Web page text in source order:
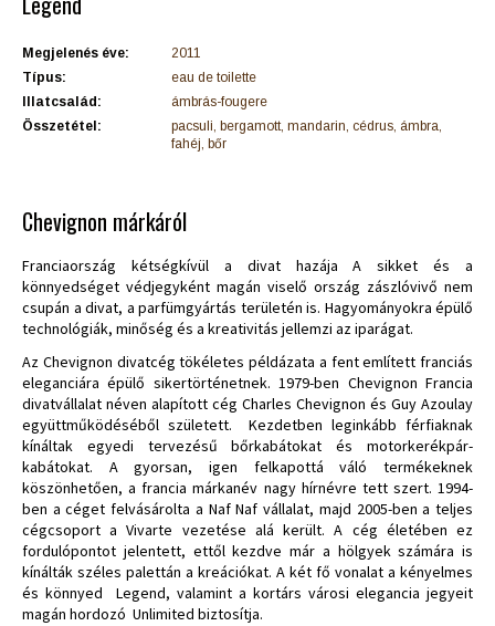
Megjelenés éve:
2011
Típus:
eau de toilette
Illatcsalád:
ámbrás-fougere
Összetétel:
pacsuli, bergamott, mandarin, cédrus, ámbra,
fahéj, bőr
Chevignon márkáról
Franciaország kétségkívül a divat hazája A sikket és a
könnyedséget védjegyként magán viselő ország zászlóvivő nem
csupán a divat, a parfümgyártás területén is. Hagyományokra épülő
technológiák, minőség és a kreativitás jellemzi az iparágat.
Az Chevignon divatcég tökéletes példázata a fent említett franciás
eleganciára épülő sikertörténetnek. 1979-ben Chevignon Francia
divatvállalat néven alapított cég Charles Chevignon és Guy Azoulay
együttműködéséből született. Kezdetben leginkább férfiaknak
kínáltak egyedi tervezésű bőrkabátokat és motorkerékpár-
kabátokat. A gyorsan, igen felkapottá váló termékeknek
köszönhetően, a francia márkanév nagy hírnévre tett szert. 1994-
ben a céget felvásárolta a Naf Naf vállalat, majd 2005-ben a teljes
cégcsoport a Vivarte vezetése alá került. A cég életében ez
fordulópontot jelentett, ettől kezdve már a hölgyek számára is
kínálták széles palettán a kreációkat. A két fő vonalat a kényelmes
és könnyed Legend, valamint a kortárs városi elegancia jegyeit
magán hordozó Unlimited biztosítja.